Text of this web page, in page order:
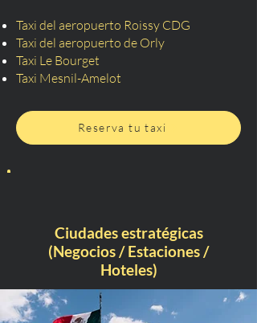
Taxi del aeropuerto Roissy CDG
Taxi del aeropuerto de Orly
Taxi Le Bourget
Taxi Mesnil-Amelot
Reserva tu taxi
Ciudades estratégicas
(Negocios / Estaciones /
Hoteles)